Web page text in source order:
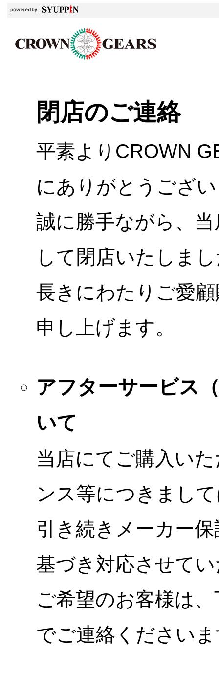
閉店のご連絡
平素よりCROWN
にありがとうござ
誠に勝手ながら、
して閉店いたしま
長きにわたりご愛
申し上げます。
アフターサービス
いて
当店にてご購入い
ンス等につきまし
引き続きメーカー
基づき対応させて
ご希望のお客様は
でご連絡ください